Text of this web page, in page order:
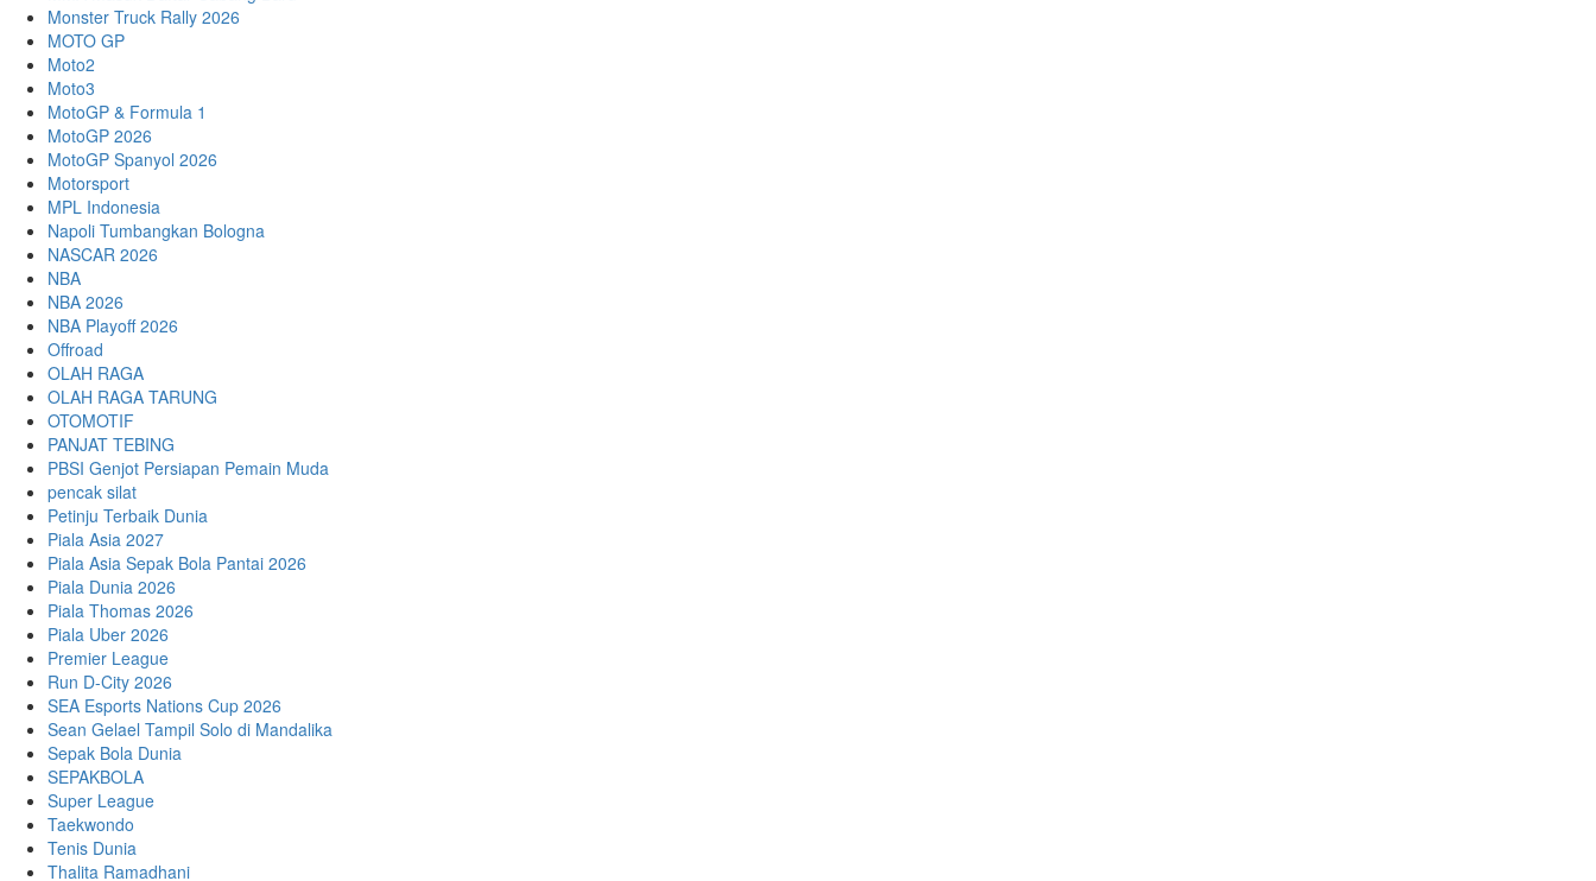
Monster Truck Rally 2026
MOTO GP
Moto2
Moto3
MotoGP & Formula 1
MotoGP 2026
MotoGP Spanyol 2026
Motorsport
MPL Indonesia
Napoli Tumbangkan Bologna
NASCAR 2026
NBA
NBA 2026
NBA Playoff 2026
Offroad
OLAH RAGA
OLAH RAGA TARUNG
OTOMOTIF
PANJAT TEBING
PBSI Genjot Persiapan Pemain Muda
pencak silat
Petinju Terbaik Dunia
Piala Asia 2027
Piala Asia Sepak Bola Pantai 2026
Piala Dunia 2026
Piala Thomas 2026
Piala Uber 2026
Premier League
Run D-City 2026
SEA Esports Nations Cup 2026
Sean Gelael Tampil Solo di Mandalika
Sepak Bola Dunia
SEPAKBOLA
Super League
Taekwondo
Tenis Dunia
Thalita Ramadhani